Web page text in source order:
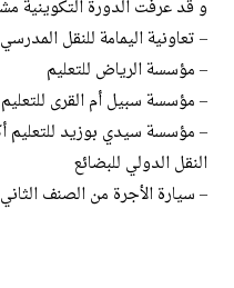
و قد عرفت الدورة التكوينية
– تعاونية اليمامة للنقل المدرسي
– مؤسسة الرياض للتعليم
– مؤسسة سبيل أم القرى للتعليم
– مؤسسة سيدي بوزيد للتعليم
النقل الدولي للبضائع
– سيارة الأجرة من الصنف الثاني